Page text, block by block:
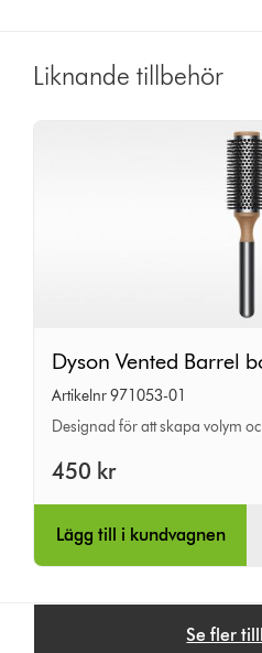
Liknande tillbehör
Vented
Barrel
borste
(35mm
Dyson Vented Barrel
Artikelnr 971053-01
Designad för att skapa volym
450 kr
Lägg till i kundvagnen
Se fler